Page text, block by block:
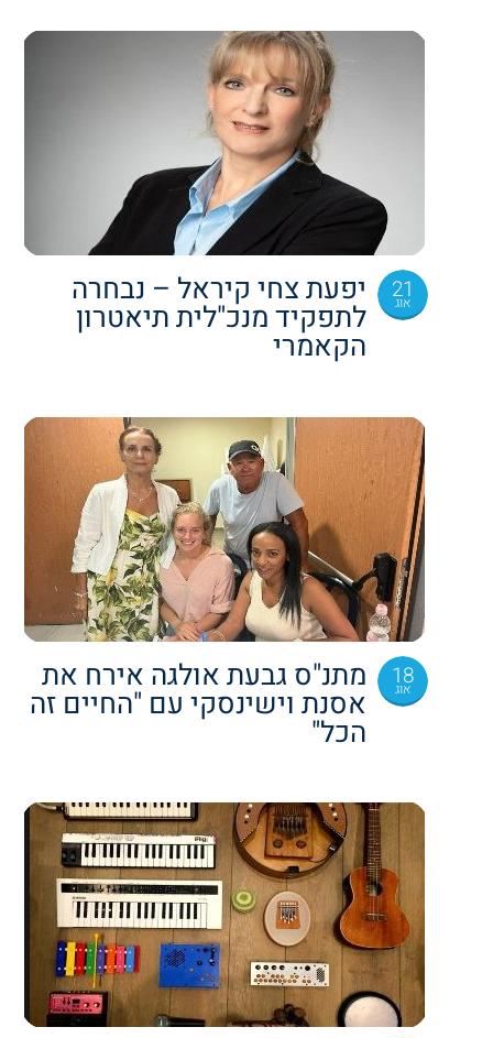
21
אוג יפעת צחי קיראל – נבחרה
לתפקיד מנכ"לית תיאטרון
הקאמרי
18
אוג מתנ"ס גבעת אולגה אירח את
אסנת וישינסקי עם "החיים זה
הכל"